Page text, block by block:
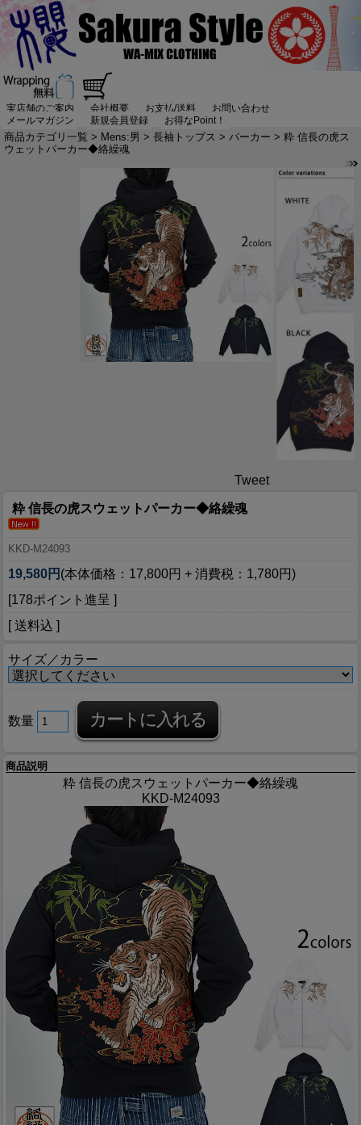
実店舗のご案内 会社概要 お支払/送料
お問い合わせ
メールマガジン
新規会員登録 お得なPoint！
商品カテゴリ一覧 > Mens:男 > 長袖トップス > パーカー > 粋 信長の虎ス
ウェットパーカー◆絡繰魂
Tweet
粋 信長の虎スウェットパーカー◆絡繰魂
KKD-M24093
19,580円 (本体価格：17,800円 + 消費税：1,780円)
[178ポイント進呈 ]
[ 送料込 ]
サイズ／カラー
数量
商品説明
粋 信長の虎スウェットパーカー◆絡繰魂
KKD-M24093